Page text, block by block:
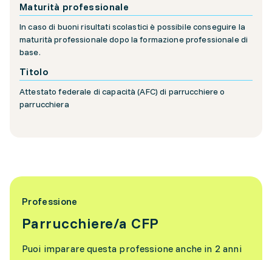
Maturità professionale
In caso di buoni risultati scolastici è possibile conseguire la
maturità professionale dopo la formazione professionale di
base.
Titolo
Attestato federale di capacità (AFC) di parrucchiere o
parrucchiera
Professione
Parrucchiere/a CFP
Puoi imparare questa professione anche in 2 anni